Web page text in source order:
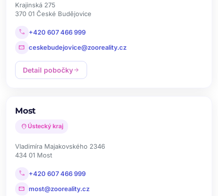
Krajinská 275
370 01 České Budějovice
call +420 607 466 999
mail ceskebudejovice@zooreality.cz
Detail pobočkyarrow_forward
Most
location_on Ústecký kraj
Vladimíra Majakovského 2346
434 01 Most
call +420 607 466 999
mail most@zooreality.cz